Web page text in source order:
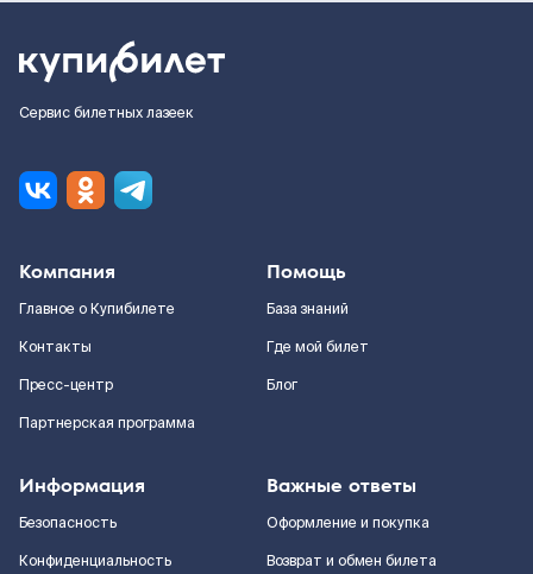
Сервис билетных лазеек
Компания
Главное о Купибилете
Контакты
Пресс-центр
Партнерская программа
Помощь
База знаний
Где мой билет
Блог
Информация
Безопасность
Конфиденциальность
Важные ответы
Оформление и покупка
Возврат и обмен билета